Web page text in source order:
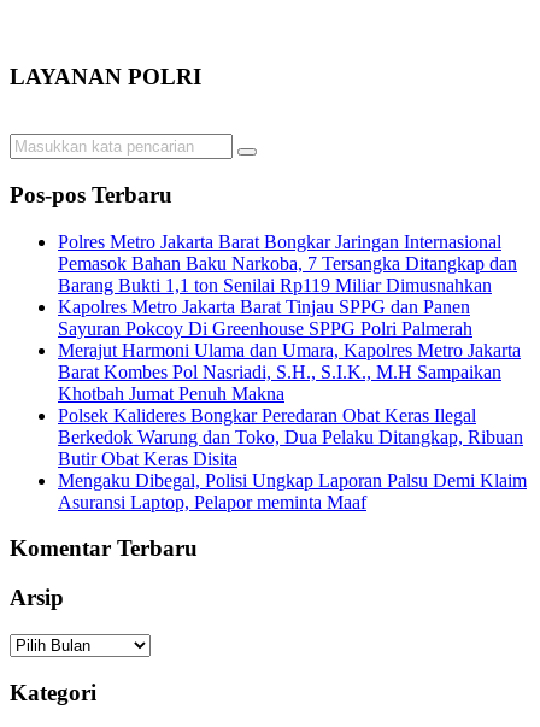
LAYANAN POLRI
Pos-pos Terbaru
Polres Metro Jakarta Barat Bongkar Jaringan Internasional
Pemasok Bahan Baku Narkoba, 7 Tersangka Ditangkap dan
Barang Bukti 1,1 ton Senilai Rp119 Miliar Dimusnahkan
Kapolres Metro Jakarta Barat Tinjau SPPG dan Panen
Sayuran Pokcoy Di Greenhouse SPPG Polri Palmerah
Merajut Harmoni Ulama dan Umara, Kapolres Metro Jakarta
Barat Kombes Pol Nasriadi, S.H., S.I.K., M.H Sampaikan
Khotbah Jumat Penuh Makna
Polsek Kalideres Bongkar Peredaran Obat Keras Ilegal
Berkedok Warung dan Toko, Dua Pelaku Ditangkap, Ribuan
Butir Obat Keras Disita
Mengaku Dibegal, Polisi Ungkap Laporan Palsu Demi Klaim
Asuransi Laptop, Pelapor meminta Maaf
Komentar Terbaru
Arsip
Arsip
Kategori